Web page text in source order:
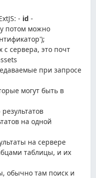
- id -
потом можно
сервера, это почт
при запросе
могут быть в
на одной
на сервере
таблицы, и их
обычно там поиск и